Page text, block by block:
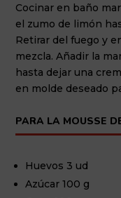
Cocinar en baño
el zumo de limón
Retirar del fuego y
mezcla. Añadir la
hasta dejar una
en molde deseado
PARA LA MOUSSE
Huevos 3 ud
Azúcar 100 g